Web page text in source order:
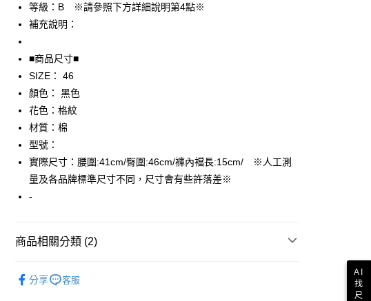
悠遊付
全盈+PAY
AFTEE先享後付
相關說明
【關於「AFTEE先享後付」】
AFTEE先享後付是「在收到商品之後才付款」的支付方式。 讓您購物簡單
便利好安心！
１．簡單：不需註冊會員、不需綁卡、不需儲值。
２．便利：只要手機號碼，簡訊認證，即可結帳。
【「AFTEE先享後付」結帳流程】
３．收到繳費通知簡訊後14天內，點擊此簡訊中的連結，可透過四大超商
絡購買商品的店家。未經商家同意取消之訂單仍視為有效，需透過AFTEE
運送方式
全家取貨付款
免運費
等級：B ※請參照下方詳細說明第4點※
補充說明：
■商品尺寸■
SIZE： 46
顏色： 黑色
花色：格紋
材質：棉
型號：
實際尺寸：腰圍:41cm/臀圍:46cm/褲內襠長:15cm/ ※人工測
量及各品牌標準尺寸不同，尺寸會有些許落差※
-
商品相關分類 (2)
分享 客服
AI
找
尺